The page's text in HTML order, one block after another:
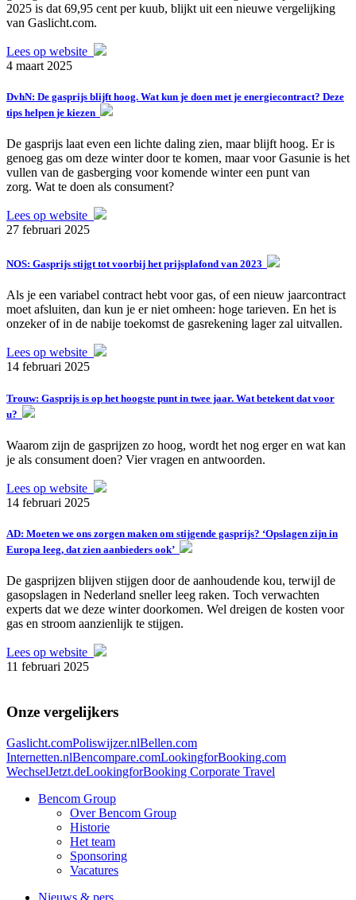
2025 is dat 69,95 cent per kuub, blijkt uit een nieuwe vergelijking
van Gaslicht.com.
Lees op website
4 maart 2025
DvhN: De gasprijs blijft hoog. Wat kun je doen met je energiecontract? Deze
tips helpen je kiezen
De gasprijs laat even een lichte daling zien, maar blijft hoog. Er is
genoeg gas om deze winter door te komen, maar voor Gasunie is het
vullen van de gasberging voor komende winter een punt van
zorg. Wat te doen als consument?
Lees op website
27 februari 2025
NOS: Gasprijs stijgt tot voorbij het prijsplafond van 2023
Als je een variabel contract hebt voor gas, of een nieuw jaarcontract
moet afsluiten, dan kun je er niet omheen: hoge tarieven. En het is
onzeker of in de nabije toekomst de gasrekening lager zal uitvallen.
Lees op website
14 februari 2025
Trouw: Gasprijs is op het hoogste punt in twee jaar. Wat betekent dat voor
u?
Waarom zijn de gasprijzen zo hoog, wordt het nog erger en wat kan
je als consument doen? Vier vragen en antwoorden.
Lees op website
14 februari 2025
AD: Moeten we ons zorgen maken om stijgende gasprijs? ‘Opslagen zijn in
Europa leeg, dat zien aanbieders ook’
De gasprijzen blijven stijgen door de aanhoudende kou, terwijl de
gasopslagen in Nederland sneller leeg raken. Toch verwachten
experts dat we deze winter doorkomen. Wel dreigen de kosten voor
gas en stroom aanzienlijk te stijgen.
Lees op website
11 februari 2025
Onze vergelijkers
Gaslicht.comPoliswijzer.nlBellen.com
Internetten.nlBencompare.comLookingforBooking.com
WechselJetzt.deLookingforBooking Corporate Travel
Bencom Group
Over Bencom Group
Historie
Het team
Sponsoring
Vacatures
Nieuws & pers